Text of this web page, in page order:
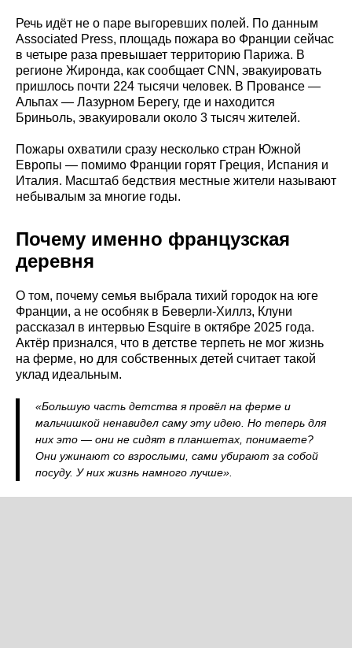
Речь идёт не о паре выгоревших полей. По данным
Associated Press, площадь пожара во Франции сейчас
в четыре раза превышает территорию Парижа. В
регионе Жиронда, как сообщает CNN, эвакуировать
пришлось почти 224 тысячи человек. В Провансе —
Альпах — Лазурном Берегу, где и находится
Бриньоль, эвакуировали около 3 тысяч жителей.
Пожары охватили сразу несколько стран Южной
Европы — помимо Франции горят Греция, Испания и
Италия. Масштаб бедствия местные жители называют
небывалым за многие годы.
Почему именно французская
деревня
О том, почему семья выбрала тихий городок на юге
Франции, а не особняк в Беверли-Хиллз, Клуни
рассказал в интервью Esquire в октябре 2025 года.
Актёр признался, что в детстве терпеть не мог жизнь
на ферме, но для собственных детей считает такой
уклад идеальным.
«Большую часть детства я провёл на ферме и
мальчишкой ненавидел саму эту идею. Но теперь для
них это — они не сидят в планшетах, понимаете?
Они ужинают со взрослыми, сами убирают за собой
посуду. У них жизнь намного лучше».